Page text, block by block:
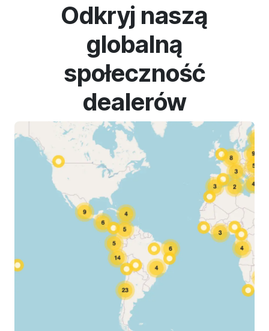
Odkryj naszą
globalną
społeczność
dealerów